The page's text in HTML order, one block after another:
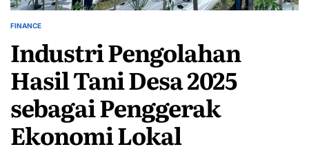
POSTED
FINANCE
Industri Pengolahan
Hasil Tani Desa 2025
sebagai Penggerak
Ekonomi Lokal